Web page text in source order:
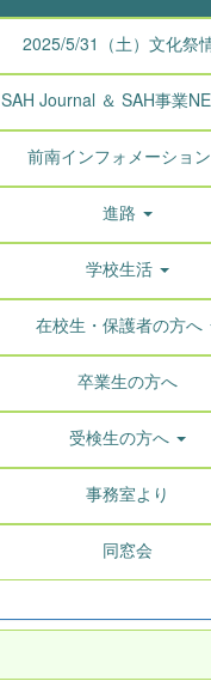
2025/5/31（土）文化祭
SAH Journal ＆ SAH事業
前南インフォメーション
進路
学校生活
在校生・保護者の方へ
卒業生の方へ
受検生の方へ
事務室より
同窓会